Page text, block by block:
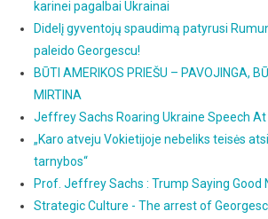
karinei pagalbai Ukrainai
Didelį gyventojų spaudimą patyrusi
paleido Georgescu!
BŪTI AMERIKOS PRIEŠU – PAVOJINGA,
MIRTINA
Jeffrey Sachs Roaring Ukraine Speech
„Karo atveju Vokietijoje nebeliks teisės
tarnybos“
Prof. Jeffrey Sachs : Trump Saying Good
Strategic Culture - The arrest of